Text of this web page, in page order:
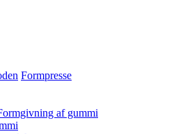
Formpresse
af gummi